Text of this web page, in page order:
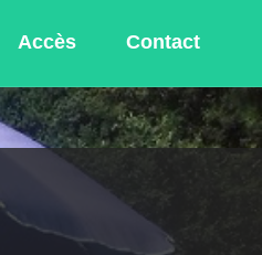
Accès Contact